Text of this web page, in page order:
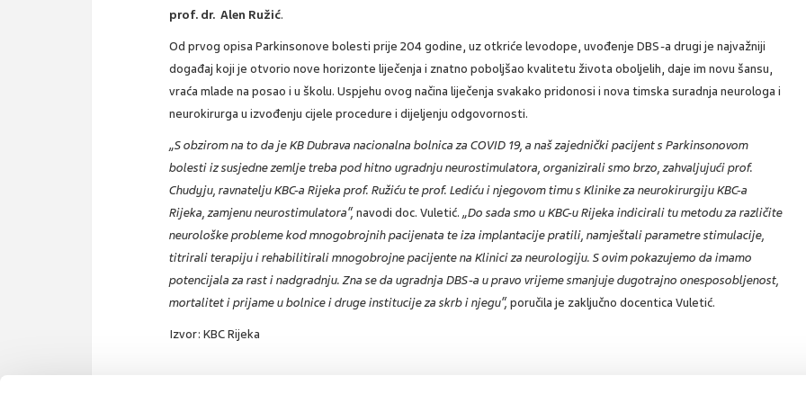
prof. dr. Alen Ružić.
Od prvog opisa Parkinsonove bolesti prije 204 godine, uz otkriće levodope, uvođenje DBS-a drugi je najvažniji
događaj koji je otvorio nove horizonte liječenja i znatno poboljšao kvalitetu života oboljelih, daje im novu šansu,
vraća mlade na posao i u školu. Uspjehu ovog načina liječenja svakako pridonosi i nova timska suradnja neurologa i
neurokirurga u izvođenju cijele procedure i dijeljenju odgovornosti.
„S obzirom na to da je KB Dubrava nacionalna bolnica za COVID 19, a naš zajednički pacijent s Parkinsonovom
bolesti iz susjedne zemlje treba pod hitno ugradnju neurostimulatora, organizirali smo brzo, zahvaljujući prof.
Chudyju, ravnatelju KBC-a Rijeka prof. Ružiću te prof. Lediću i njegovom timu s Klinike za neurokirurgiju KBC-a
Rijeka, zamjenu neurostimulatora“,navodi doc. Vuletić.„Do sada smo u KBC-u Rijeka indicirali tu metodu za različite
neurološke probleme kod mnogobrojnih pacijenata te iza implantacije pratili, namještali parametre stimulacije,
titrirali terapiju i rehabilitirali mnogobrojne pacijente na Klinici za neurologiju. S ovim pokazujemo da imamo
potencijala za rast i nadgradnju. Zna se da ugradnja DBS-a u pravo vrijeme smanjuje dugotrajno onesposobljenost,
mortalitet i prijame u bolnice i druge institucije za skrb i njegu“,poručila je zaključno docentica Vuletić.
Izvor: KBC Rijeka